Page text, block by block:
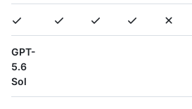
GPT-
5.6
Sol